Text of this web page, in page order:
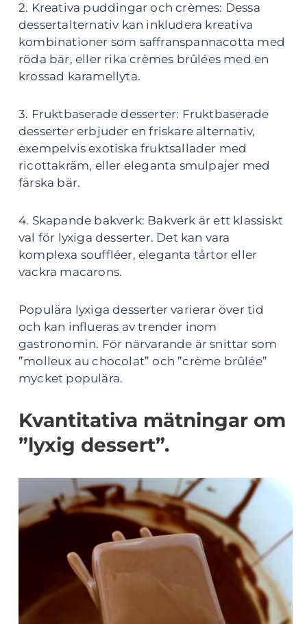
2. Kreativa puddingar och crèmes: Dessa
dessertalternativ kan inkludera kreativa
kombinationer som saffranspannacotta med
röda bär, eller rika crèmes brûlées med en
krossad karamellyta.
3. Fruktbaserade desserter: Fruktbaserade
desserter erbjuder en friskare alternativ,
exempelvis exotiska fruktsallader med
ricottakräm, eller eleganta smulpajer med
färska bär.
4. Skapande bakverk: Bakverk är ett klassiskt
val för lyxiga desserter. Det kan vara
komplexa souffléer, eleganta tårtor eller
vackra macarons.
Populära lyxiga desserter varierar över tid
och kan influeras av trender inom
gastronomin. För närvarande är snittar som
”molleux au chocolat” och ”crème brûlée”
mycket populära.
Kvantitativa mätningar om
”lyxig dessert”.